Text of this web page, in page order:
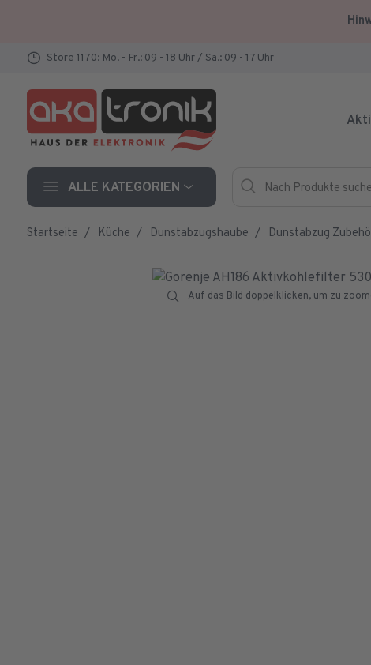
Store 1170: Mo. - Fr.: 09 - 18 Uhr / Sa.: 09 - 17 Uhr
ALLE KATEGORIEN
Nach Produkte suchen
Hersteller
Startseite Küche Dunstabzugshaube Dunstabzug
Auf das Bild doppelklicken, um zu